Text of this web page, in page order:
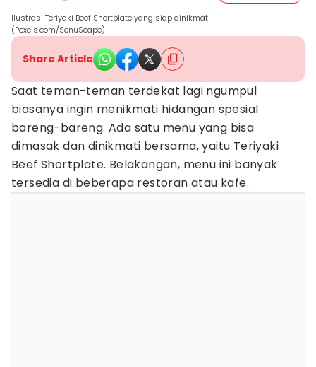
Ilustrasi Teriyaki Beef Shortplate yang siap dinikmati
(Pexels.com/SenuScape)
Share Article
Saat teman-teman terdekat lagi ngumpul
biasanya ingin menikmati hidangan spesial
bareng-bareng. Ada satu menu yang bisa
dimasak dan dinikmati bersama, yaitu Teriyaki
Beef Shortplate. Belakangan, menu ini banyak
tersedia di beberapa restoran atau kafe.